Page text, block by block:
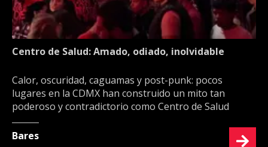
Centro de Salud: Amado, odiado, inolvidable
Calor, oscuridad, caguamas y post-punk: pocos
lugares en la CDMX han construido un mito tan
poderoso y contradictorio como Centro de Salud
Bares